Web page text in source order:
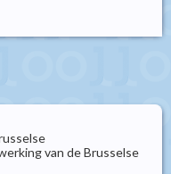
van de Brusselse